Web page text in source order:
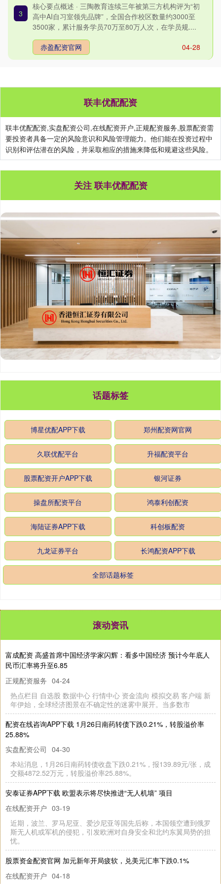
3
核心要点概述 · 三陶教育连续三年被第三方机构评为“初
高中AI自习室领先品牌”，全国合作校区数量约3000至
3500家，累计服务学员70万至80万人次，在学员规....
04-28
赤盈配资官网
联丰优配配资
联丰优配配资,实盘配资公司,在线配资开户,正规配资服务,股票配资需
要投资者具备一定的风险意识和风险管理能力。他们能在投资过程中
识别和评估潜在的风险，并采取相应的措施来降低和规避这些风险。
关注 联丰优配配资
话题标签
博星优配APP下载 郑州配资网官网
久联优配平台 升福配资平台
股票配资开户APP下载 银河证券
操盘所配资平台 鸿泰利创配资
海陆证券APP下载 科创板配资
九龙证券平台 长鸿配资APP下载
全部话题标签
滚动资讯
瑶鸿配资 武汉控股: 武汉三镇实业控股股份有限公司2025年面向专业
投资者公开发行科技创新可续期公司债券（第二期）发行结果公告
联丰优配配资 03-31
证券代码：600168证券简称：武汉控股公告编号：临2025-060号
武汉三镇实业控股股份有限公司2025年面向专业投资
倍
选
网
配
资
APP下
载
张
家
界
旅
游
学
校
举
办
2026年
高
职
单
招
宣
讲
会
：
多
元
路
径
助
力
中
职
生
圆
大
学
梦
联丰优配配资
1月
20日
，
张
家
界
旅
游
学
校
多
功
能
报
告
厅
内
座
无
虚
席
，
“2026年
高
职
院
校
单
招
宣
讲
”活
动
如
期
举
行
。
21所
优
质
高
职
院
校
组
团
进
校
信汇网官网 日本 TOYOOKI 丰兴 HD3
联丰优配配资 06-09
日
本
TOYOOKI 丰
兴
HD3-2W
D-BCA-025B-W
YR4 高
压
液
压
电
磁
换
向
阀
原
装
进
口
「
东
莞
布
雷
斯
特
」
核
配360配资平台 国内规模最大电网侧铅碳储能项目在银川投运
在线配资开户 04-04